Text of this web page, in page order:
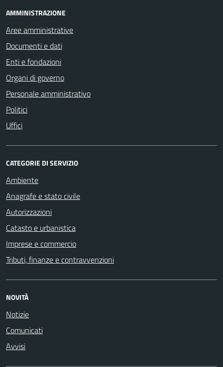
AMMINISTRAZIONE
Aree amministrative
Documenti e dati
Enti e fondazioni
Organi di governo
Personale amministrativo
Politici
Uffici
CATEGORIE DI SERVIZIO
Ambiente
Anagrafe e stato civile
Autorizzazioni
Catasto e urbanistica
Imprese e commercio
Tributi, finanze e contravvenzioni
NOVITÀ
Notizie
Comunicati
Avvisi